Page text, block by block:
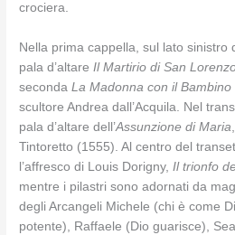
crociera.
Nella prima cappella, sul lato sinistro
pala d’altareIl Martirio di San
secondaLa Madonna con il Bambino
scultore Andrea dall’Acquila. Nel
pala d’altare dell’Assunzione di Maria
Tintoretto (1555). Al centro del
l’affresco di Louis Dorigny,Il trionfo
mentre i pilastri sono adornati da
degli Arcangeli Michele (chi è come
potente), Raffaele (Dio guarisce),